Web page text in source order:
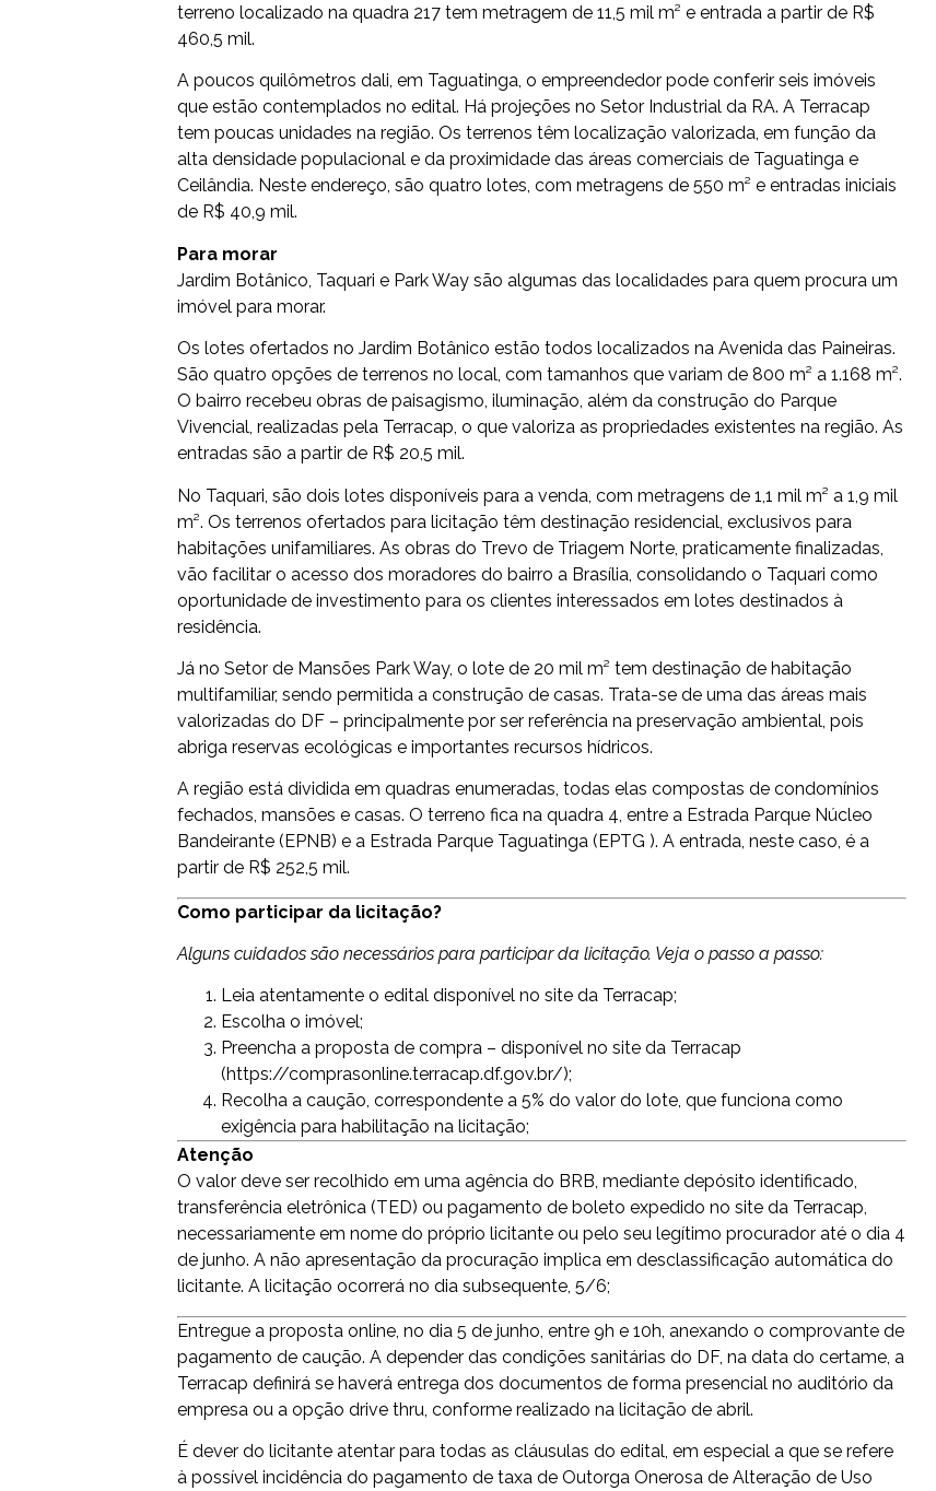
terreno localizado na quadra 217 tem metragem de 11,5 mil m² e entrada a partir de R$
460,5 mil.
A poucos quilômetros dali, em Taguatinga, o empreendedor pode conferir seis imóveis
que estão contemplados no edital. Há projeções no Setor Industrial da RA. A Terracap
tem poucas unidades na região. Os terrenos têm localização valorizada, em função da
alta densidade populacional e da proximidade das áreas comerciais de Taguatinga e
Ceilândia. Neste endereço, são quatro lotes, com metragens de 550 m² e entradas iniciais
de R$ 40,9 mil.
Para morar
Jardim Botânico, Taquari e Park Way são algumas das localidades para quem procura um
imóvel para morar.
Os lotes ofertados no Jardim Botânico estão todos localizados na Avenida das Paineiras.
São quatro opções de terrenos no local, com tamanhos que variam de 800 m² a 1.168 m².
O bairro recebeu obras de paisagismo, iluminação, além da construção do Parque
Vivencial, realizadas pela Terracap, o que valoriza as propriedades existentes na região. As
entradas são a partir de R$ 20,5 mil.
No Taquari, são dois lotes disponíveis para a venda, com metragens de 1,1 mil m² a 1,9 mil
m². Os terrenos ofertados para licitação têm destinação residencial, exclusivos para
habitações unifamiliares. As obras do Trevo de Triagem Norte, praticamente finalizadas,
vão facilitar o acesso dos moradores do bairro a Brasília, consolidando o Taquari como
oportunidade de investimento para os clientes interessados em lotes destinados à
residência.
Já no Setor de Mansões Park Way, o lote de 20 mil m² tem destinação de habitação
multifamiliar, sendo permitida a construção de casas. Trata-se de uma das áreas mais
valorizadas do DF – principalmente por ser referência na preservação ambiental, pois
abriga reservas ecológicas e importantes recursos hídricos.
A região está dividida em quadras enumeradas, todas elas compostas de condomínios
fechados, mansões e casas. O terreno fica na quadra 4, entre a Estrada Parque Núcleo
Bandeirante (EPNB) e a Estrada Parque Taguatinga (EPTG ). A entrada, neste caso, é a
partir de R$ 252,5 mil.
Como participar da licitação?
Alguns cuidados são necessários para participar da licitação. Veja o passo a passo:
Leia atentamente o edital disponível no site da Terracap;
Escolha o imóvel;
Preencha a proposta de compra – disponível no site da Terracap
(https://comprasonline.terracap.df.gov.br/);
Recolha a caução, correspondente a 5% do valor do lote, que funciona como
exigência para habilitação na licitação;
Atenção
O valor deve ser recolhido em uma agência do BRB, mediante depósito identificado,
transferência eletrônica (TED) ou pagamento de boleto expedido no site da Terracap,
necessariamente em nome do próprio licitante ou pelo seu legítimo procurador até o dia 4
de junho. A não apresentação da procuração implica em desclassificação automática do
licitante. A licitação ocorrerá no dia subsequente, 5/6;
Entregue a proposta online, no dia 5 de junho, entre 9h e 10h, anexando o comprovante de
pagamento de caução. A depender das condições sanitárias do DF, na data do certame, a
Terracap definirá se haverá entrega dos documentos de forma presencial no auditório da
empresa ou a opção drive thru, conforme realizado na licitação de abril.
É dever do licitante atentar para todas as cláusulas do edital, em especial a que se refere
à possível incidência do pagamento de taxa de Outorga Onerosa de Alteração de Uso